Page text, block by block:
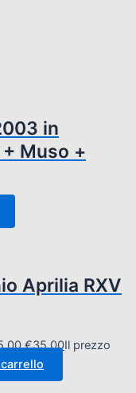
in
Muso +
Aprilia RXV
€35,00Il prezzo